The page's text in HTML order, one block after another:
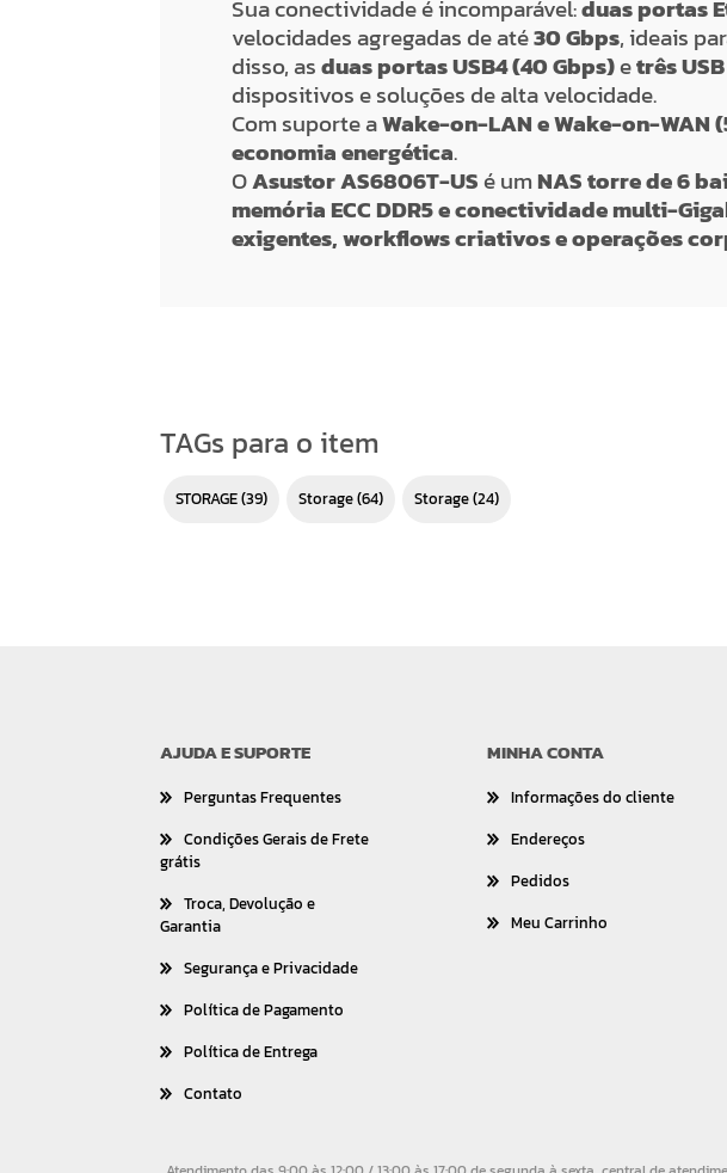
Sua conectividade é incomparável:duas portas
velocidades agregadas de até30 Gbps, ideais
disso, asduas portas USB4 (40 Gbps)etrês
dispositivos e soluções de alta velocidade.
Com suporte aWake-on-LAN e Wake-on-WAN
economia energética.
OAsustor AS6806T-USé umNAS torre de 6
memória ECC DDR5 e conectividade multi-
exigentes, workflows criativos e operações
TAGs para o item
STORAGE(39) storage(64) Storage(24)
AJUDA E SUPORTE
Perguntas Frequentes
Condições Gerais de Frete
grátis
Troca, Devolução e
Garantia
Segurança e Privacidade
Política de Pagamento
Política de Entrega
Contato
MINHA CONTA
Informações do cliente
Endereços
Pedidos
Meu Carrinho